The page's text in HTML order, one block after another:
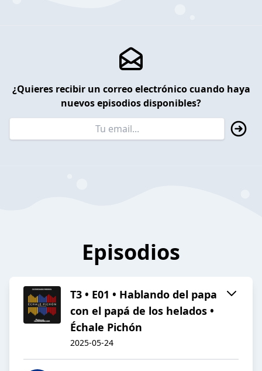
¿Quieres recibir un correo electrónico cuando haya
nuevos episodios disponibles?
Episodios
T3 • E01 • Hablando del papa
con el papá de los helados •
Échale Pichón
2025-05-24